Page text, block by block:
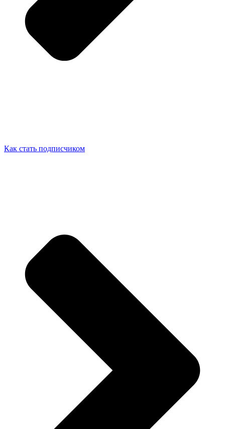
Как стать подписчиком